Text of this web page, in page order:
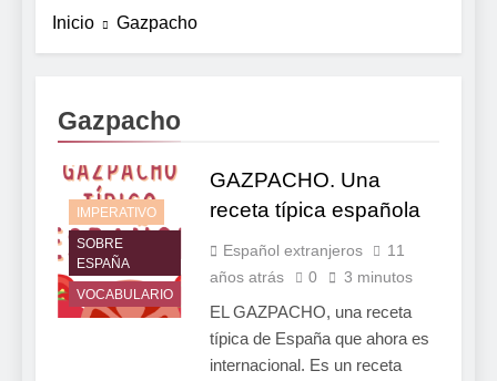
Inicio Gazpacho
Gazpacho
IMPERATIVO
SOBRE
ESPAÑA
VOCABULARIO
GAZPACHO. Una
receta típica española
Español extranjeros
11
años atrás
0 3 minutos
EL GAZPACHO, una receta
típica de España que ahora es
internacional. Es un receta